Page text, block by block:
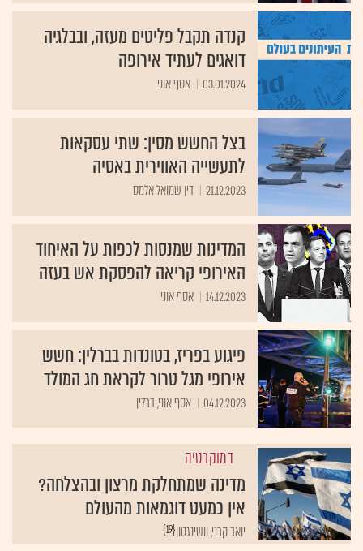
קנדה תקבל פליטים מעזה, ובבלגיה
דואגים לעתיד אירופה
03.01.2024 אסף אוני
בצל החשש מסין: שתי עסקאות
לתעשייה האווירית באסיה
21.12.2023 דין שמואל אלמס
המדינות שמנסות לכפות על האיחוד
האירופי קריאה להפסקת אש בעזה
14.12.2023 אסף אוני
פיגוע בפריז, בטונדות בברלין: חשש
אירופי מגל טרור לקראת חג המולד
04.12.2023 אסף אוני, ברלין
דמוקרטיה
מדינה שמתחלקת מרצון ובהצלחה?
אין כמעט דוגמאות מהעולם
{19}יואב קרני, וושינגטון